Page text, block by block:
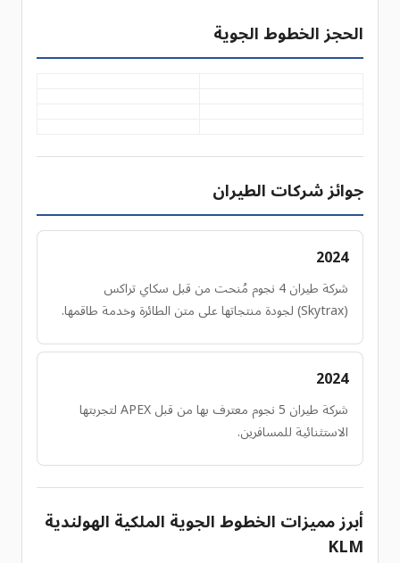
الحجز الخطوط الجوية
جوائز شركات الطيران
2024
شركة طيران 4 نجوم مُنحت من قبل سكاي تراكس
(Skytrax) لجودة منتجاتها على متن الطائرة وخدمة طاقمها.
2024
شركة طيران 5 نجوم معترف بها من قبل APEX لتجربتها
الاستثنائية للمسافرين.
أبرز مميزات الخطوط الجوية الملكية الهولندية
KLM